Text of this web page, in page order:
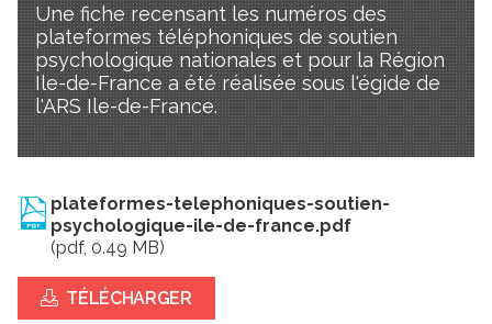
Une fiche recensant les numéros des
plateformes téléphoniques de soutien
psychologique nationales et pour la Région
Ile-de-France a été réalisée sous l'égide de
l'ARS Ile-de-France.
plateformes-telephoniques-soutien-
psychologique-ile-de-france.pdf
(pdf, 0.49 MB)
TÉLÉCHARGER